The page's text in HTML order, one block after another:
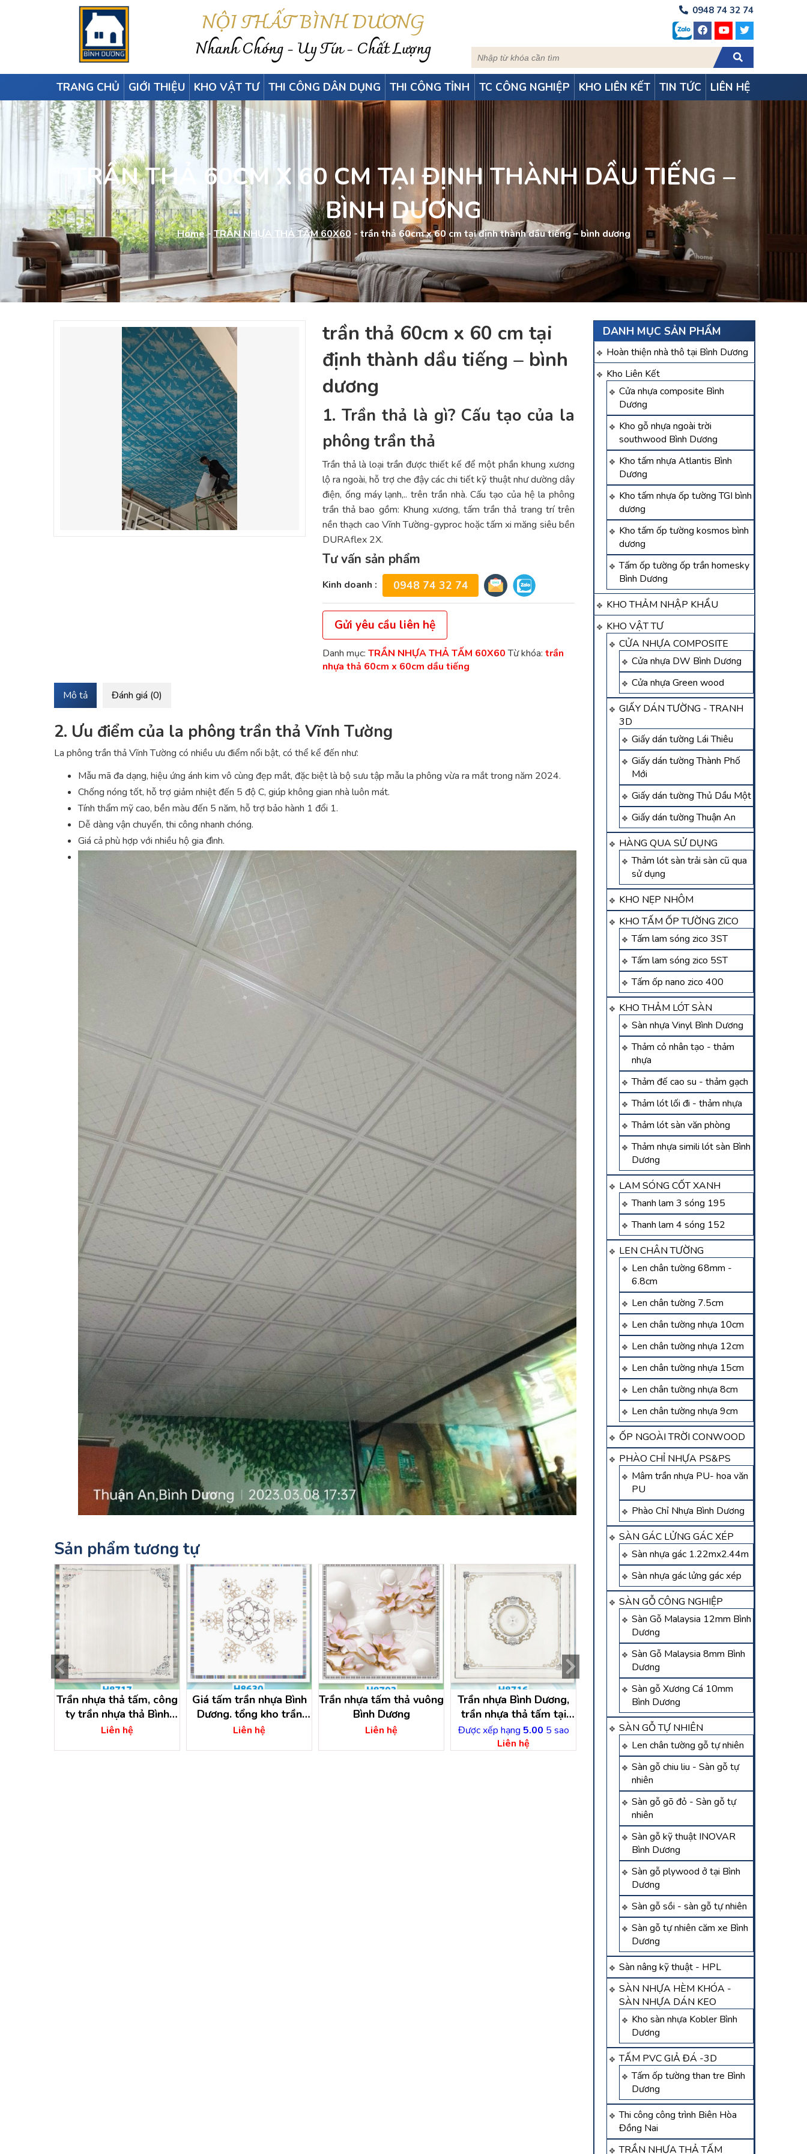
NỘI THẤT BÌNH DƯƠNG
Nhanh Chóng - Uy Tín - Chất Lượng
0948 74 32 74
TRANG CHỦ GIỚI THIỆU KHO VẬT TƯ THI CÔNG DÂN DỤNG THI CÔNG TỈNH TC CÔNG NGHIỆP KHO LIÊN KẾT TIN TỨC LIÊN HỆ
TRẦN THẢ 60CM X 60 CM TẠI ĐỊNH THÀNH DẦU TIẾNG –
BÌNH DƯƠNG
Home-TRẦN NHỰA THẢ TẤM 60X60- trần thả 60cm x 60 cm tại định thành dầu tiếng – bình dương
DANH MỤC SẢN PHẨM
Hoàn thiện nhà thô tại Bình Dương
Kho Liên Kết
Cửa nhựa composite Bình
Dương
Kho gỗ nhựa ngoài trời
southwood Bình Dương
Kho tấm nhựa Atlantis Bình
Dương
Kho tấm nhựa ốp tường TGI bình
dương
Kho tấm ốp tường kosmos bình
dương
Tấm ốp tường ốp trần homesky
Bình Dương
KHO THẢM NHẬP KHẨU
KHO VẬT TƯ
CỬA NHỰA COMPOSITE
Cửa nhựa DW Bình Dương
Cửa nhựa Green wood
GIẤY DÁN TƯỜNG - TRANH
3D
Giấy dán tường Lái Thiêu
Giấy dán tường Thành Phố
Mới
Giấy dán tường Thủ Dầu Một
Giấy dán tường Thuận An
HÀNG QUA SỬ DỤNG
Thảm lót sàn trải sàn cũ qua
sử dụng
KHO NẸP NHÔM
KHO TẤM ỐP TƯỜNG ZICO
Tấm lam sóng zico 3ST
Tấm lam sóng zico 5ST
Tấm ốp nano zico 400
KHO THẢM LÓT SÀN
Sàn nhựa Vinyl Bình Dương
Thảm cỏ nhân tạo - thảm
nhựa
Thảm đế cao su - thảm gạch
Thảm lót lối đi - thảm nhựa
Thảm lót sàn văn phòng
Thảm nhựa simili lót sàn Bình
Dương
LAM SÓNG CỐT XANH
Thanh lam 3 sóng 195
Thanh lam 4 sóng 152
LEN CHÂN TƯỜNG
Len chân tường 68mm -
6.8cm
Len chân tường 7.5cm
Len chân tường nhựa 10cm
Len chân tường nhựa 12cm
Len chân tường nhựa 15cm
Len chân tường nhựa 8cm
Len chân tường nhựa 9cm
ỐP NGOÀI TRỜI CONWOOD
PHÀO CHỈ NHỰA PS&PS
Mâm trần nhựa PU- hoa văn
PU
Phào Chỉ Nhựa Bình Dương
SÀN GÁC LỬNG GÁC XÉP
Sàn nhựa gác 1.22mx2.44m
Sàn nhựa gác lửng gác xép
SÀN GỖ CÔNG NGHIỆP
Sàn Gỗ Malaysia 12mm Bình
Dương
Sàn Gỗ Malaysia 8mm Bình
Dương
Sàn gỗ Xương Cá 10mm
Bình Dương
SÀN GỖ TỰ NHIÊN
Len chân tường gỗ tự nhiên
Sàn gỗ chiu liu - Sàn gỗ tự
nhiên
Sàn gỗ gõ đỏ - Sàn gỗ tự
nhiên
Sàn gỗ kỹ thuật INOVAR
Bình Dương
Sàn gỗ plywood ở tại Bình
Dương
Sàn gỗ sồi - sàn gỗ tự nhiên
Sàn gỗ tự nhiên căm xe Bình
Dương
Sàn nâng kỹ thuật - HPL
SÀN NHỰA HÈM KHÓA -
SÀN NHỰA DÁN KEO
Kho sàn nhựa Kobler Bình
Dương
TẤM PVC GIẢ ĐÁ -3D
Tấm ốp tường than tre Bình
Dương
Thi công công trình Biên Hòa
Đồng Nai
TRẦN NHỰA THẢ TẤM
trần thả 60cm x 60 cm tại
định thành dầu tiếng – bình
dương
1. Trần thả là gì? Cấu tạo của la
phông trần thả
Trần thả là loại trần được thiết kế để một phần khung xương
lộ ra ngoài, hỗ trợ che đậy các chi tiết kỹ thuật như dường dây
điện, ống máy lạnh,.. trên trần nhà. Cấu tạo của hệ la phông
trần thả bao gồm: Khung xương, tấm trần thả trang trí trên
nền thạch cao Vĩnh Tường-gyproc hoặc tấm xi măng siêu bền
DURAflex 2X.
Tư vấn sản phẩm
Kinh doanh : 0948 74 32 74
Gửi yêu cầu liên hệ
Danh mục: TRẦN NHỰA THẢ TẤM 60X60 Từ khóa: trần
nhựa thả 60cm x 60cm dầu tiếng
Mô tả Đánh giá (0)
2. Ưu điểm của la phông trần thả Vĩnh Tường
La phông trần thả Vĩnh Tường có nhiều ưu điểm nổi bật, có thể kể đến như:
Mẫu mã đa dạng, hiệu ứng ánh kim vô cùng đẹp mắt, đặc biệt là bộ sưu tập mẫu la phông vừa ra mắt trong năm 2024.
Chống nóng tốt, hỗ trợ giảm nhiệt đến 5 độ C, giúp không gian nhà luôn mát.
Tính thẩm mỹ cao, bền màu đến 5 năm, hỗ trợ bảo hành 1 đổi 1.
Dễ dàng vận chuyển, thi công nhanh chóng.
Giá cả phù hợp với nhiều hộ gia đình.
Sản phẩm tương tự
Trần nhựa thả tấm, công
ty trần nhựa thả Bình
Dương
Liên hệ
Giá tấm trần nhựa Bình
Dương. tổng kho trần
nhựa
Liên hệ
Trần nhựa tấm thả vuông
Bình Dương
Liên hệ
Trần nhựa Bình Dương,
trần nhựa thả tấm tại
Bình Dương
Được xếp hạng 5.00 5 sao
Liên hệ
Thi công trần nhựa thả
Thủ Dầu Một Bình Dương
Liên hệ
Bình Dương